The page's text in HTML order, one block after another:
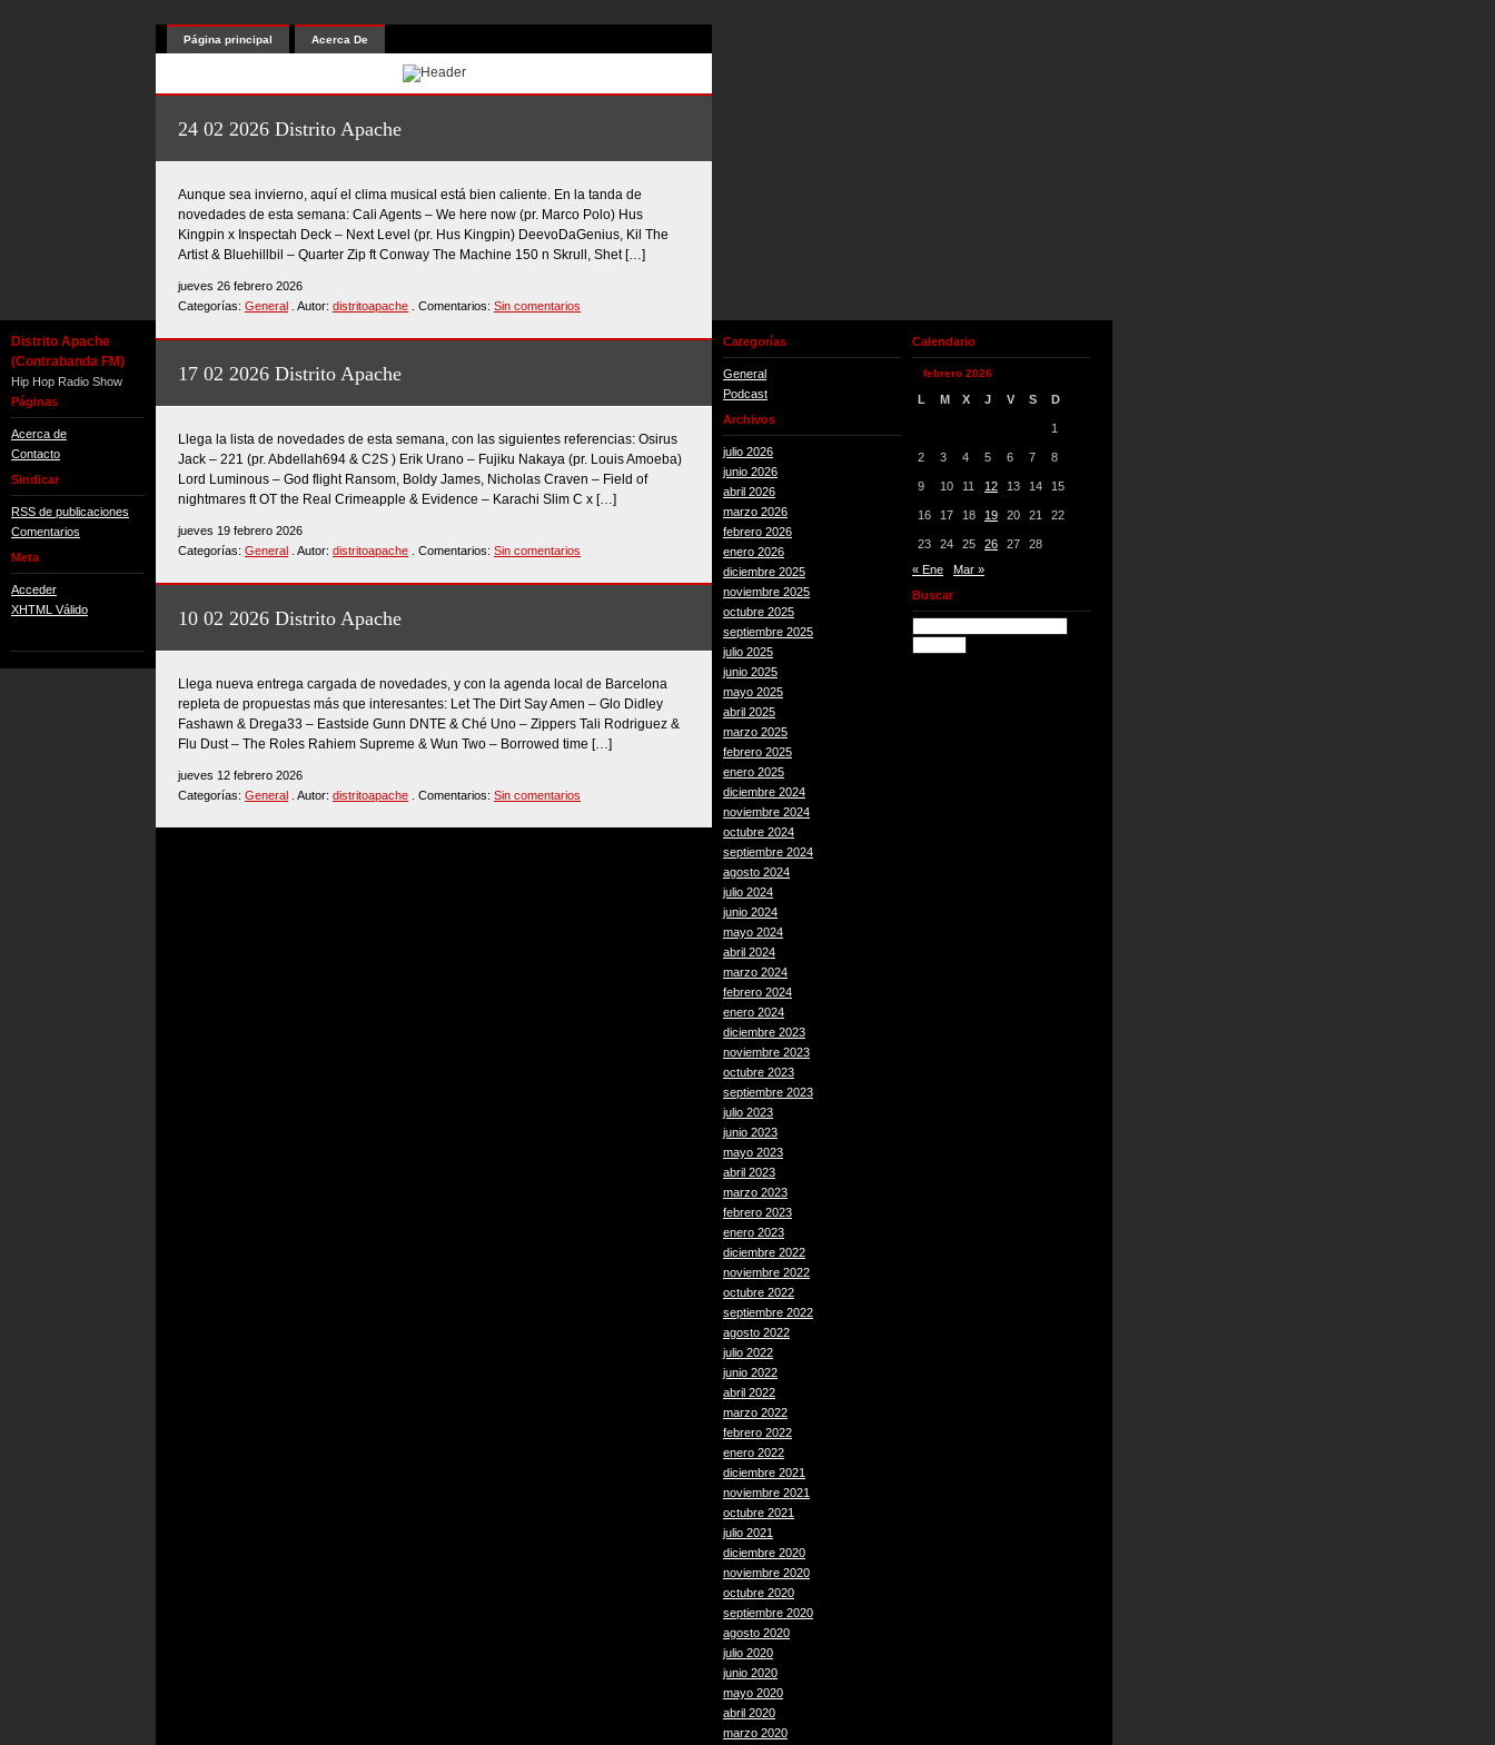
Distrito Apache
(Contrabanda FM)
Hip Hop Radio Show
Páginas
Acerca de
Contacto
Sindicar
RSS de publicaciones
Comentarios
Meta
Acceder
XHTML Válido
Página principal Acerca De
24 02 2026 Distrito Apache
Aunque sea invierno, aquí el clima musical está bien caliente. En la tanda de
novedades de esta semana: Cali Agents – We here now (pr. Marco Polo) Hus
Kingpin x Inspectah Deck – Next Level (pr. Hus Kingpin) DeevoDaGenius, Kil The
Artist & Bluehillbil – Quarter Zip ft Conway The Machine 150 n Skrull, Shet […]
jueves 26 febrero 2026
Categorías: General . Autor: distritoapache . Comentarios: Sin comentarios
17 02 2026 Distrito Apache
Llega la lista de novedades de esta semana, con las siguientes referencias: Osirus
Jack – 221 (pr. Abdellah694 & C2S ) Erik Urano – Fujiku Nakaya (pr. Louis Amoeba)
Lord Luminous – God flight Ransom, Boldy James, Nicholas Craven – Field of
nightmares ft OT the Real Crimeapple & Evidence – Karachi Slim C x […]
jueves 19 febrero 2026
Categorías: General . Autor: distritoapache . Comentarios: Sin comentarios
10 02 2026 Distrito Apache
Llega nueva entrega cargada de novedades, y con la agenda local de Barcelona
repleta de propuestas más que interesantes: Let The Dirt Say Amen – Glo Didley
Fashawn & Drega33 – Eastside Gunn DNTE & Ché Uno – Zippers Tali Rodriguez &
Flu Dust – The Roles Rahiem Supreme & Wun Two – Borrowed time […]
jueves 12 febrero 2026
Categorías: General . Autor: distritoapache . Comentarios: Sin comentarios
Categorías
General
Podcast
Archivos
julio 2026
junio 2026
abril 2026
marzo 2026
febrero 2026
enero 2026
diciembre 2025
noviembre 2025
octubre 2025
septiembre 2025
julio 2025
junio 2025
mayo 2025
abril 2025
marzo 2025
febrero 2025
enero 2025
diciembre 2024
noviembre 2024
octubre 2024
septiembre 2024
agosto 2024
julio 2024
junio 2024
mayo 2024
abril 2024
marzo 2024
febrero 2024
enero 2024
diciembre 2023
noviembre 2023
octubre 2023
septiembre 2023
julio 2023
junio 2023
mayo 2023
abril 2023
marzo 2023
febrero 2023
enero 2023
diciembre 2022
noviembre 2022
octubre 2022
septiembre 2022
agosto 2022
julio 2022
junio 2022
abril 2022
marzo 2022
febrero 2022
enero 2022
diciembre 2021
noviembre 2021
octubre 2021
julio 2021
diciembre 2020
noviembre 2020
octubre 2020
septiembre 2020
agosto 2020
julio 2020
junio 2020
mayo 2020
abril 2020
marzo 2020
Calendario
febrero 2026
L M X J V S D
1
2 3 4 5 6 7 8
9 10 11 12 13 14 15
16 17 18 19 20 21 22
23 24 25 26 27
28
« Ene
Mar »
Buscar